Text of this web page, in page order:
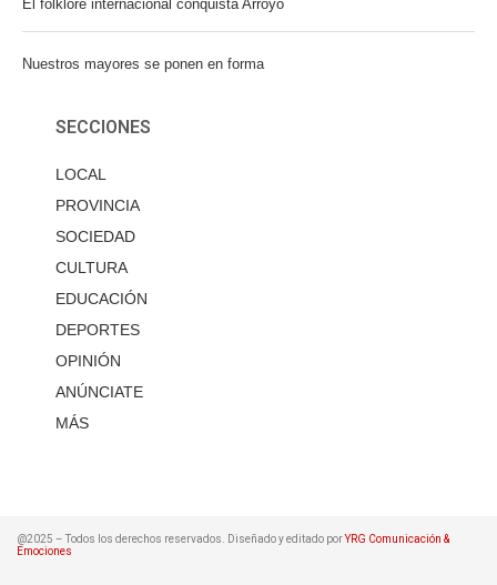
El folklore internacional conquista Arroyo
Nuestros mayores se ponen en forma
SECCIONES
LOCAL
PROVINCIA
SOCIEDAD
CULTURA
EDUCACIÓN
DEPORTES
OPINIÓN
ANÚNCIATE
MÁS
@2025 – Todos los derechos reservados. Diseñado y editado porYRG Comunicación &
Emociones